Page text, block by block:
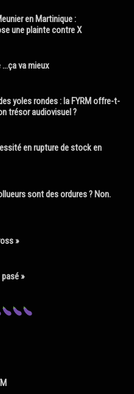
en Martinique :
une plainte contre X
…ça va mieux
yoles rondes : la FYRM offre-t-
trésor audiovisuel ?
en rupture de stock en
sont des ordures ? Non.
»
»